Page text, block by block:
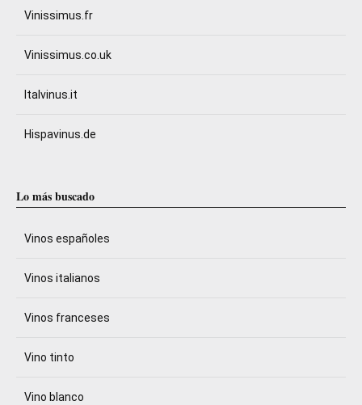
Vinissimus.fr
Vinissimus.co.uk
Italvinus.it
Hispavinus.de
Lo más buscado
Vinos españoles
Vinos italianos
Vinos franceses
Vino tinto
Vino blanco